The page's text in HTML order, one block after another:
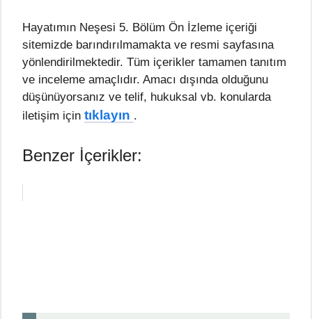
Hayatımın Neşesi 5. Bölüm Ön İzleme içeriği
sitemizde barındırılmamakta ve resmi sayfasına
yönlendirilmektedir. Tüm içerikler tamamen tanıtım
ve inceleme amaçlıdır. Amacı dışında olduğunu
düşünüyorsanız ve telif, hukuksal vb. konularda
iletişim için tıklayın .
Benzer İçerikler: